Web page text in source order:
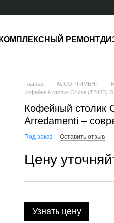
КОМПЛЕКСНЫЙ РЕМОНТ
Главная АССОРТИМЕНТ
Кофейный столик Cruise (T248B)
Кофейный столик
Arredamenti –
Под заказ Оставить отзыв
Цену
Узнать цену